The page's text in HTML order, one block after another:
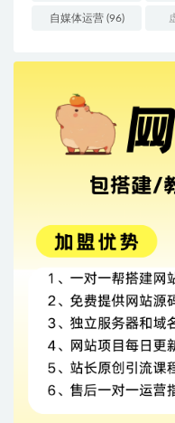
自媒体运营(96)